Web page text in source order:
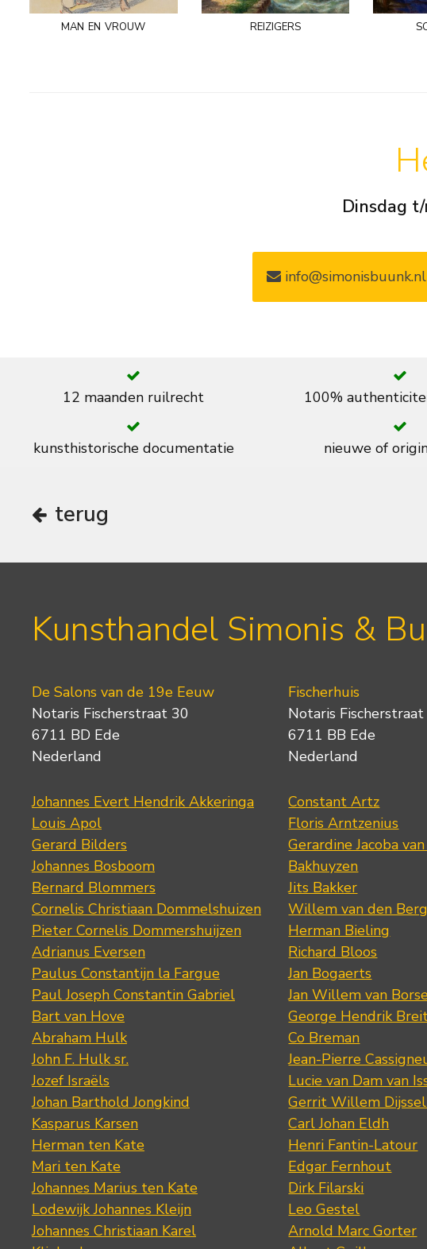
man en vrouw reizigers
Dinsdag
info@simonisbuunk.nl
12 maanden ruilrecht 100%
kunsthistorische documentatie nieuwe of
terug
Kunsthandel Simonis &
De Salons van de 19e Eeuw
Notaris Fischerstraat 30
6711 BD Ede
Nederland
Johannes Evert Hendrik Akkeringa
Louis Apol
Gerard Bilders
Johannes Bosboom
Bernard Blommers
Cornelis Christiaan Dommelshuizen
Pieter Cornelis Dommershuijzen
Adrianus Eversen
Paulus Constantijn la Fargue
Paul Joseph Constantin Gabriel
Bart van Hove
Abraham Hulk
John F. Hulk sr.
Jozef Israëls
Johan Barthold Jongkind
Kasparus Karsen
Herman ten Kate
Mari ten Kate
Johannes Marius ten Kate
Lodewijk Johannes Kleijn
Johannes Christiaan Karel
Fischerhuis
Notaris
6711 BB Ede
Nederland
Constant Artz
Floris Arntzenius
Gerardine Jacoba
Bakhuyzen
Jits Bakker
Willem van den Berg
Herman Bieling
Richard Bloos
Jan Bogaerts
Jan Willem van
George Hendrik
Co Breman
Jean-Pierre
Lucie van Dam van
Gerrit Willem
Carl Johan Eldh
Henri Fantin-Latour
Edgar Fernhout
Dirk Filarski
Leo Gestel
Arnold Marc Gorter